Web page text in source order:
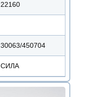
22160
30063/450704
СИЛА